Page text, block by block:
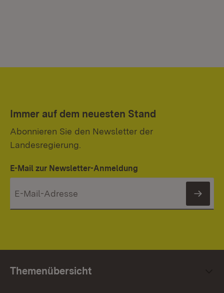
Immer auf dem neuesten Stand
Abonnieren Sie den Newsletter der
Landesregierung.
E-Mail zur Newsletter-Anmeldung
Themenübersicht